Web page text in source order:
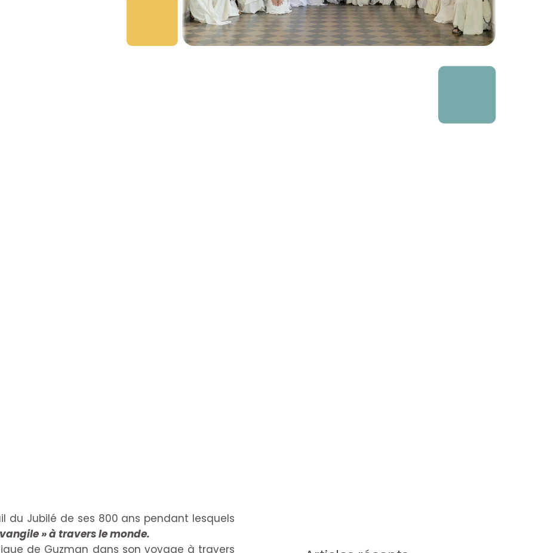
du Jubilé de ses 800 ans pendant lesquels
» à travers le monde.
de Guzman dans son voyage à travers